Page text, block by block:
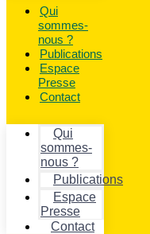
Qui
sommes-
nous ?
Publications
Espace
Presse
Contact
Qui
sommes-
nous ?
Publications
Espace
Presse
Contact